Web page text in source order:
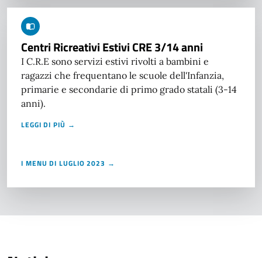
Centri Ricreativi Estivi CRE 3/14 anni
I C.R.E sono servizi estivi rivolti a bambini e
ragazzi che frequentano le scuole dell'Infanzia,
primarie e secondarie di primo grado statali (3-14
anni).
LEGGI DI PIÙ →
I MENU DI LUGLIO 2023 →